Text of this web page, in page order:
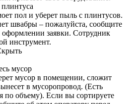
пол и уберет пыль с плинтусов.
швабры – пожалуйста, сообщите
заявки. Сотрудник
инструмент.
мусор
мусор в помещении, сложит
в мусоропровод. (Есть
по объему). Если вы сортируете